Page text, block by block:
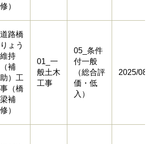
修）
道路橋
りょう
維持
（補
助）工
事（橋
梁補
修）
01_一
般土木
工事
05_条件
付一般
（総合評
価・低
入）
2025/